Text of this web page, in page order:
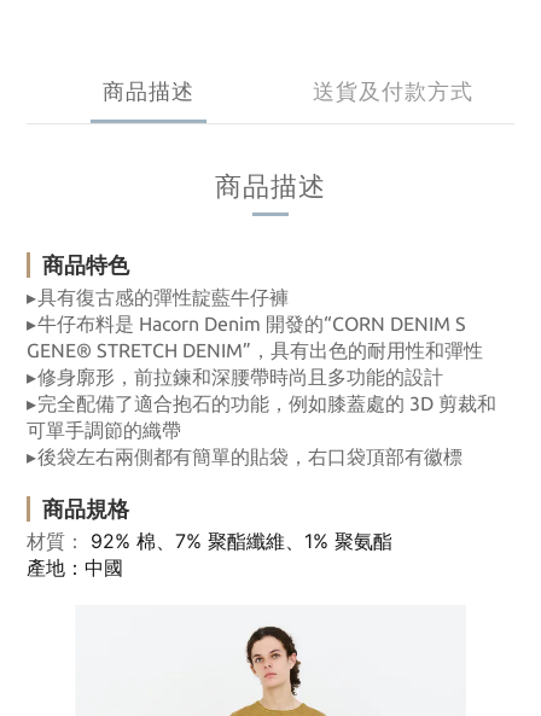
商品描述 送貨及付款方式
商品描述
商品特色
▸具有復古感的彈性靛藍牛仔褲
▸牛仔布料是 Hacorn Denim 開發的“CORN DENIM S
GENE® STRETCH DENIM”，具有出色的耐用性和彈性
▸修身廓形，前拉鍊和深腰帶時尚且多功能的設計
▸完全配備了適合抱石的功能，例如膝蓋處的 3D 剪裁和
可單手調節的織帶
▸後袋左右兩側都有簡單的貼袋，右口袋頂部有徽標
商品規格
材質：
92% 棉、7% 聚酯纖維、1% 聚氨酯
產地：中國